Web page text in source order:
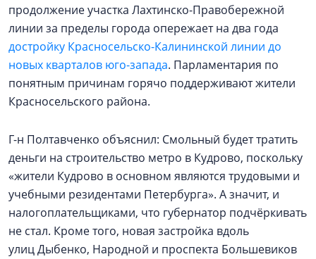
продолжение участка Лахтинско-Правобережной
линии за пределы города опережает на два года
достройку Красносельско-Калининской линии до
новых кварталов юго-запада. Парламентария по
понятным причинам горячо поддерживают жители
Красносельского района.
Г-н Полтавченко объяснил: Смольный будет тратить
деньги на строительство метро в Кудрово, поскольку
«жители Кудрово в основном являются трудовыми и
учебными резидентами Петербурга». А значит, и
налогоплательщиками, что губернатор подчёркивать
не стал. Кроме того, новая застройка вдоль
улиц Дыбенко, Народной и проспекта Большевиков